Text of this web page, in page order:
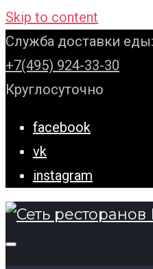
Skip to content
Служба доставки еды:
+7(495) 924-33-30
Круглосуточно
facebook
vk
instagram